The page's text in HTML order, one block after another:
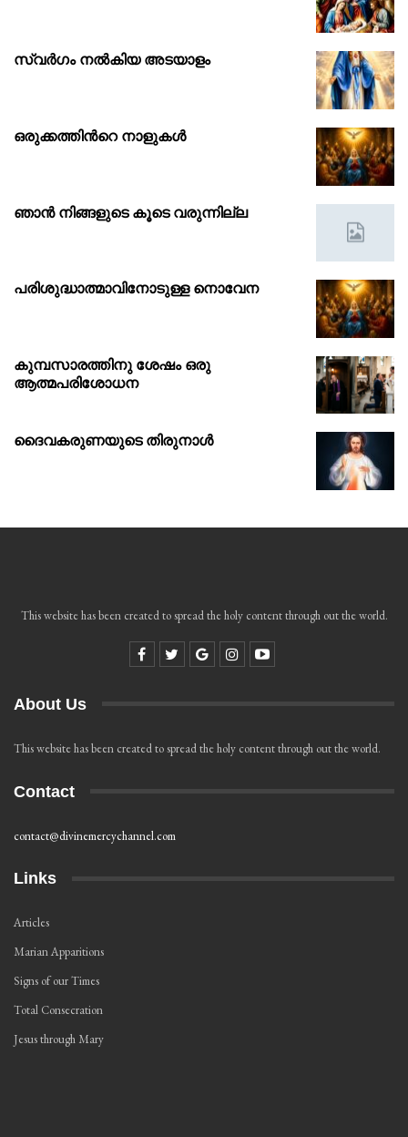
സ്വർഗം നൽകിയ അടയാളം
ഒരുക്കത്തിൻറെ നാളുകൾ
ഞാൻ നിങ്ങളുടെ കൂടെ വരുന്നില്ല
പരിശുദ്ധാത്മാവിനോടുള്ള നൊവേന
കുമ്പസാരത്തിനു ശേഷം ഒരു
ആത്മപരിശോധന
ദൈവകരുണയുടെ തിരുനാൾ
This website has been created to spread the holy content through out the world.
About Us
This website has been created to spread the holy content through out the world.
Contact
contact@divinemercychannel.com
Links
Articles
Marian Apparitions
Signs of our Times
Total Consecration
Jesus through Mary